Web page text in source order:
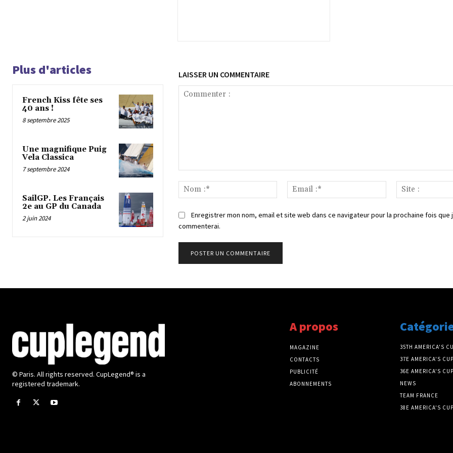
Plus d'articles
French Kiss fête ses
40 ans !
8 septembre 2025
Une magnifique Puig
Vela Classica
7 septembre 2024
SailGP. Les Français
2e au GP du Canada
2 juin 2024
LAISSER UN COMMENTAIRE
Nom
:*
Email
:*
Enregistrer mon nom, email et site web dans ce navigateur pour la prochaine fois que
commenterai.
© Paris. All rights reserved. CupLegend® is a
registered trademark.
A propos
MAGAZINE
CONTACTS
PUBLICITÉ
ABONNEMENTS
35TH AMERICA'S
37E AMERICA'S CUP
36E AMERICA'S CUP
NEWS
TEAM FRANCE
38E AMERICA'S CUP